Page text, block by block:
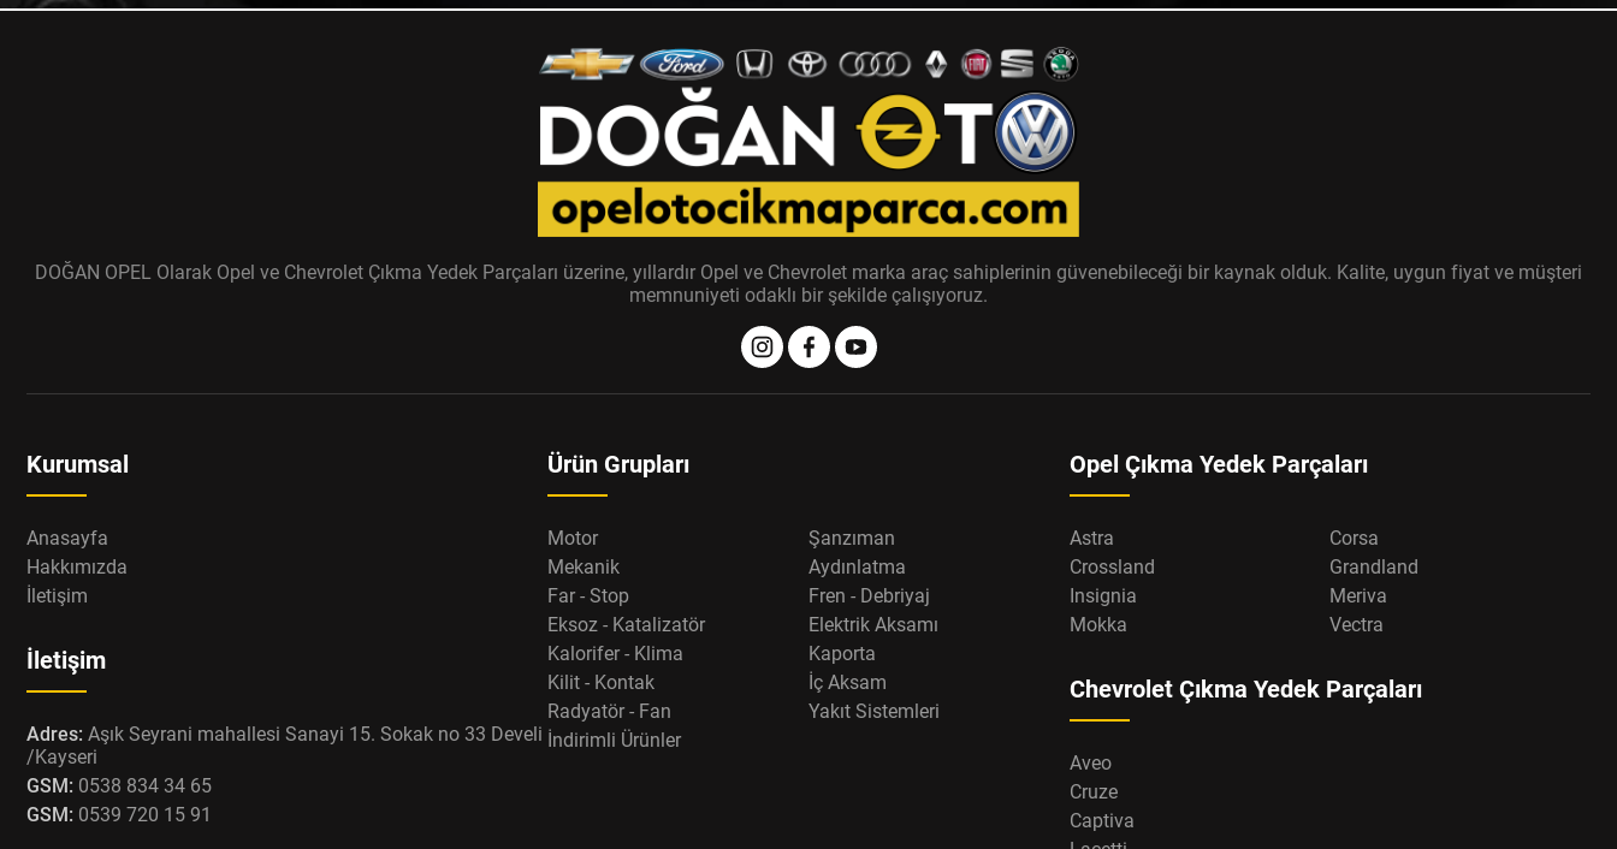
DOĞAN OPEL Olarak Opel ve Chevrolet Çıkma Yedek Parçaları üzerine, yıllardır Opel ve Chevrolet marka araç sahiplerinin güvenebileceği bir kaynak olduk. Kalite, uygun fiyat ve müşteri
memnuniyeti odaklı bir şekilde çalışıyoruz.
Kurumsal
Anasayfa
Hakkımızda
İletişim
İletişim
Adres: Aşık Seyrani mahallesi Sanayi 15. Sokak no 33 Develi
/Kayseri
GSM: 0538 834 34 65
GSM: 0539 720 15 91
Ürün Grupları
Motor
Şanzıman
Mekanik
Aydınlatma
Far - Stop
Fren - Debriyaj
Eksoz - Katalizatör
Elektrik Aksamı
Kalorifer - Klima
Kaporta
Kilit - Kontak
İç Aksam
Radyatör - Fan
Yakıt Sistemleri
İndirimli Ürünler
Opel Çıkma Yedek Parçaları
Astra
Corsa
Crossland
Grandland
Insignia
Meriva
Mokka
Vectra
Chevrolet Çıkma Yedek Parçaları
Aveo
Cruze
Captiva